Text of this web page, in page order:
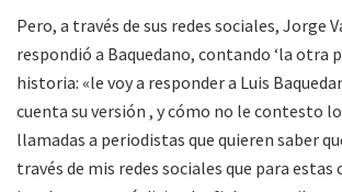
Pero, a través de sus redes sociales, Jorge
respondió a Baquedano, contando ‘la otra
historia: «le voy a responder a Luis
cuenta su versión , y cómo no le contesto
llamadas a periodistas que quieren saber
través de mis redes sociales que para estas